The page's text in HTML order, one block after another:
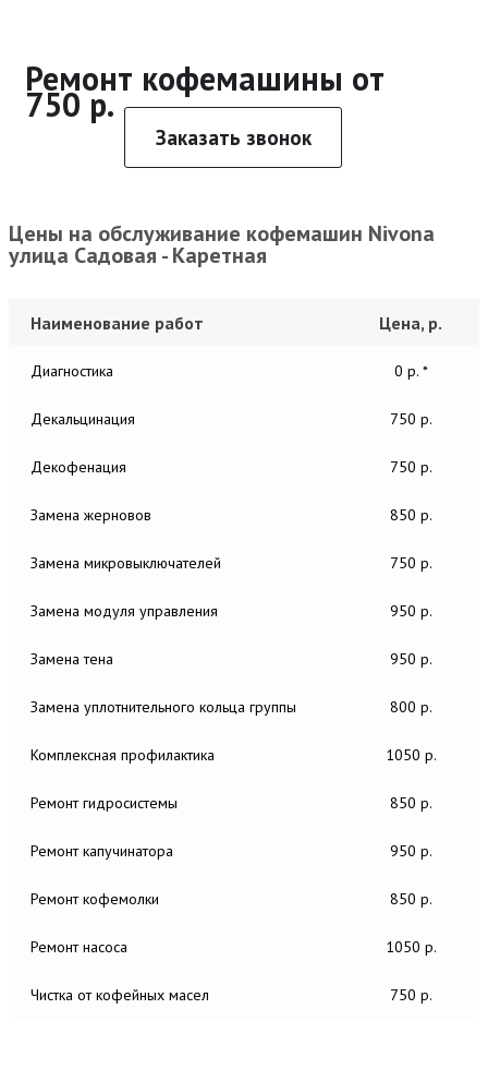
Ремонт кофемашины от
750 р.
Заказать звонок
Цены на обслуживание кофемашин Nivona
улица Садовая - Каретная
Наименование работ Цена, р.
Диагностика 0 р. *
Декальцинация 750 р.
Декофенация 750 р.
Замена жерновов 850 р.
Замена микровыключателей 750 р.
Замена модуля управления 950 р.
Замена тена 950 р.
Замена уплотнительного кольца группы 800 р.
Комплексная профилактика 1050 р.
Ремонт гидросистемы 850 р.
Ремонт капучинатора 950 р.
Ремонт кофемолки 850 р.
Ремонт насоса 1050 р.
Чистка от кофейных масел 750 р.